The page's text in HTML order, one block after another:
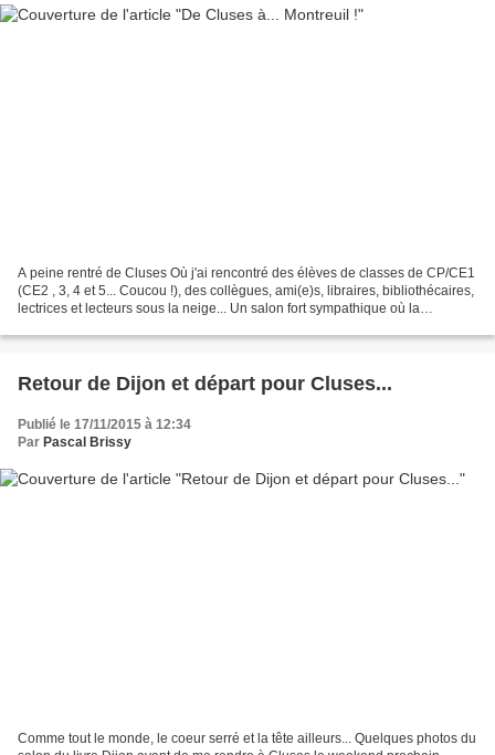
A peine rentré de Cluses Où j'ai rencontré des élèves de classes de CP/CE1
(CE2 , 3, 4 et 5... Coucou !), des collègues, ami(e)s, libraires, bibliothécaires,
lectrices et lecteurs sous la neige... Un salon fort sympathique où la
Retour de Dijon et départ pour Cluses...
Publié le 17/11/2015 à 12:34
Par Pascal Brissy
Comme tout le monde, le coeur serré et la tête ailleurs... Quelques photos du